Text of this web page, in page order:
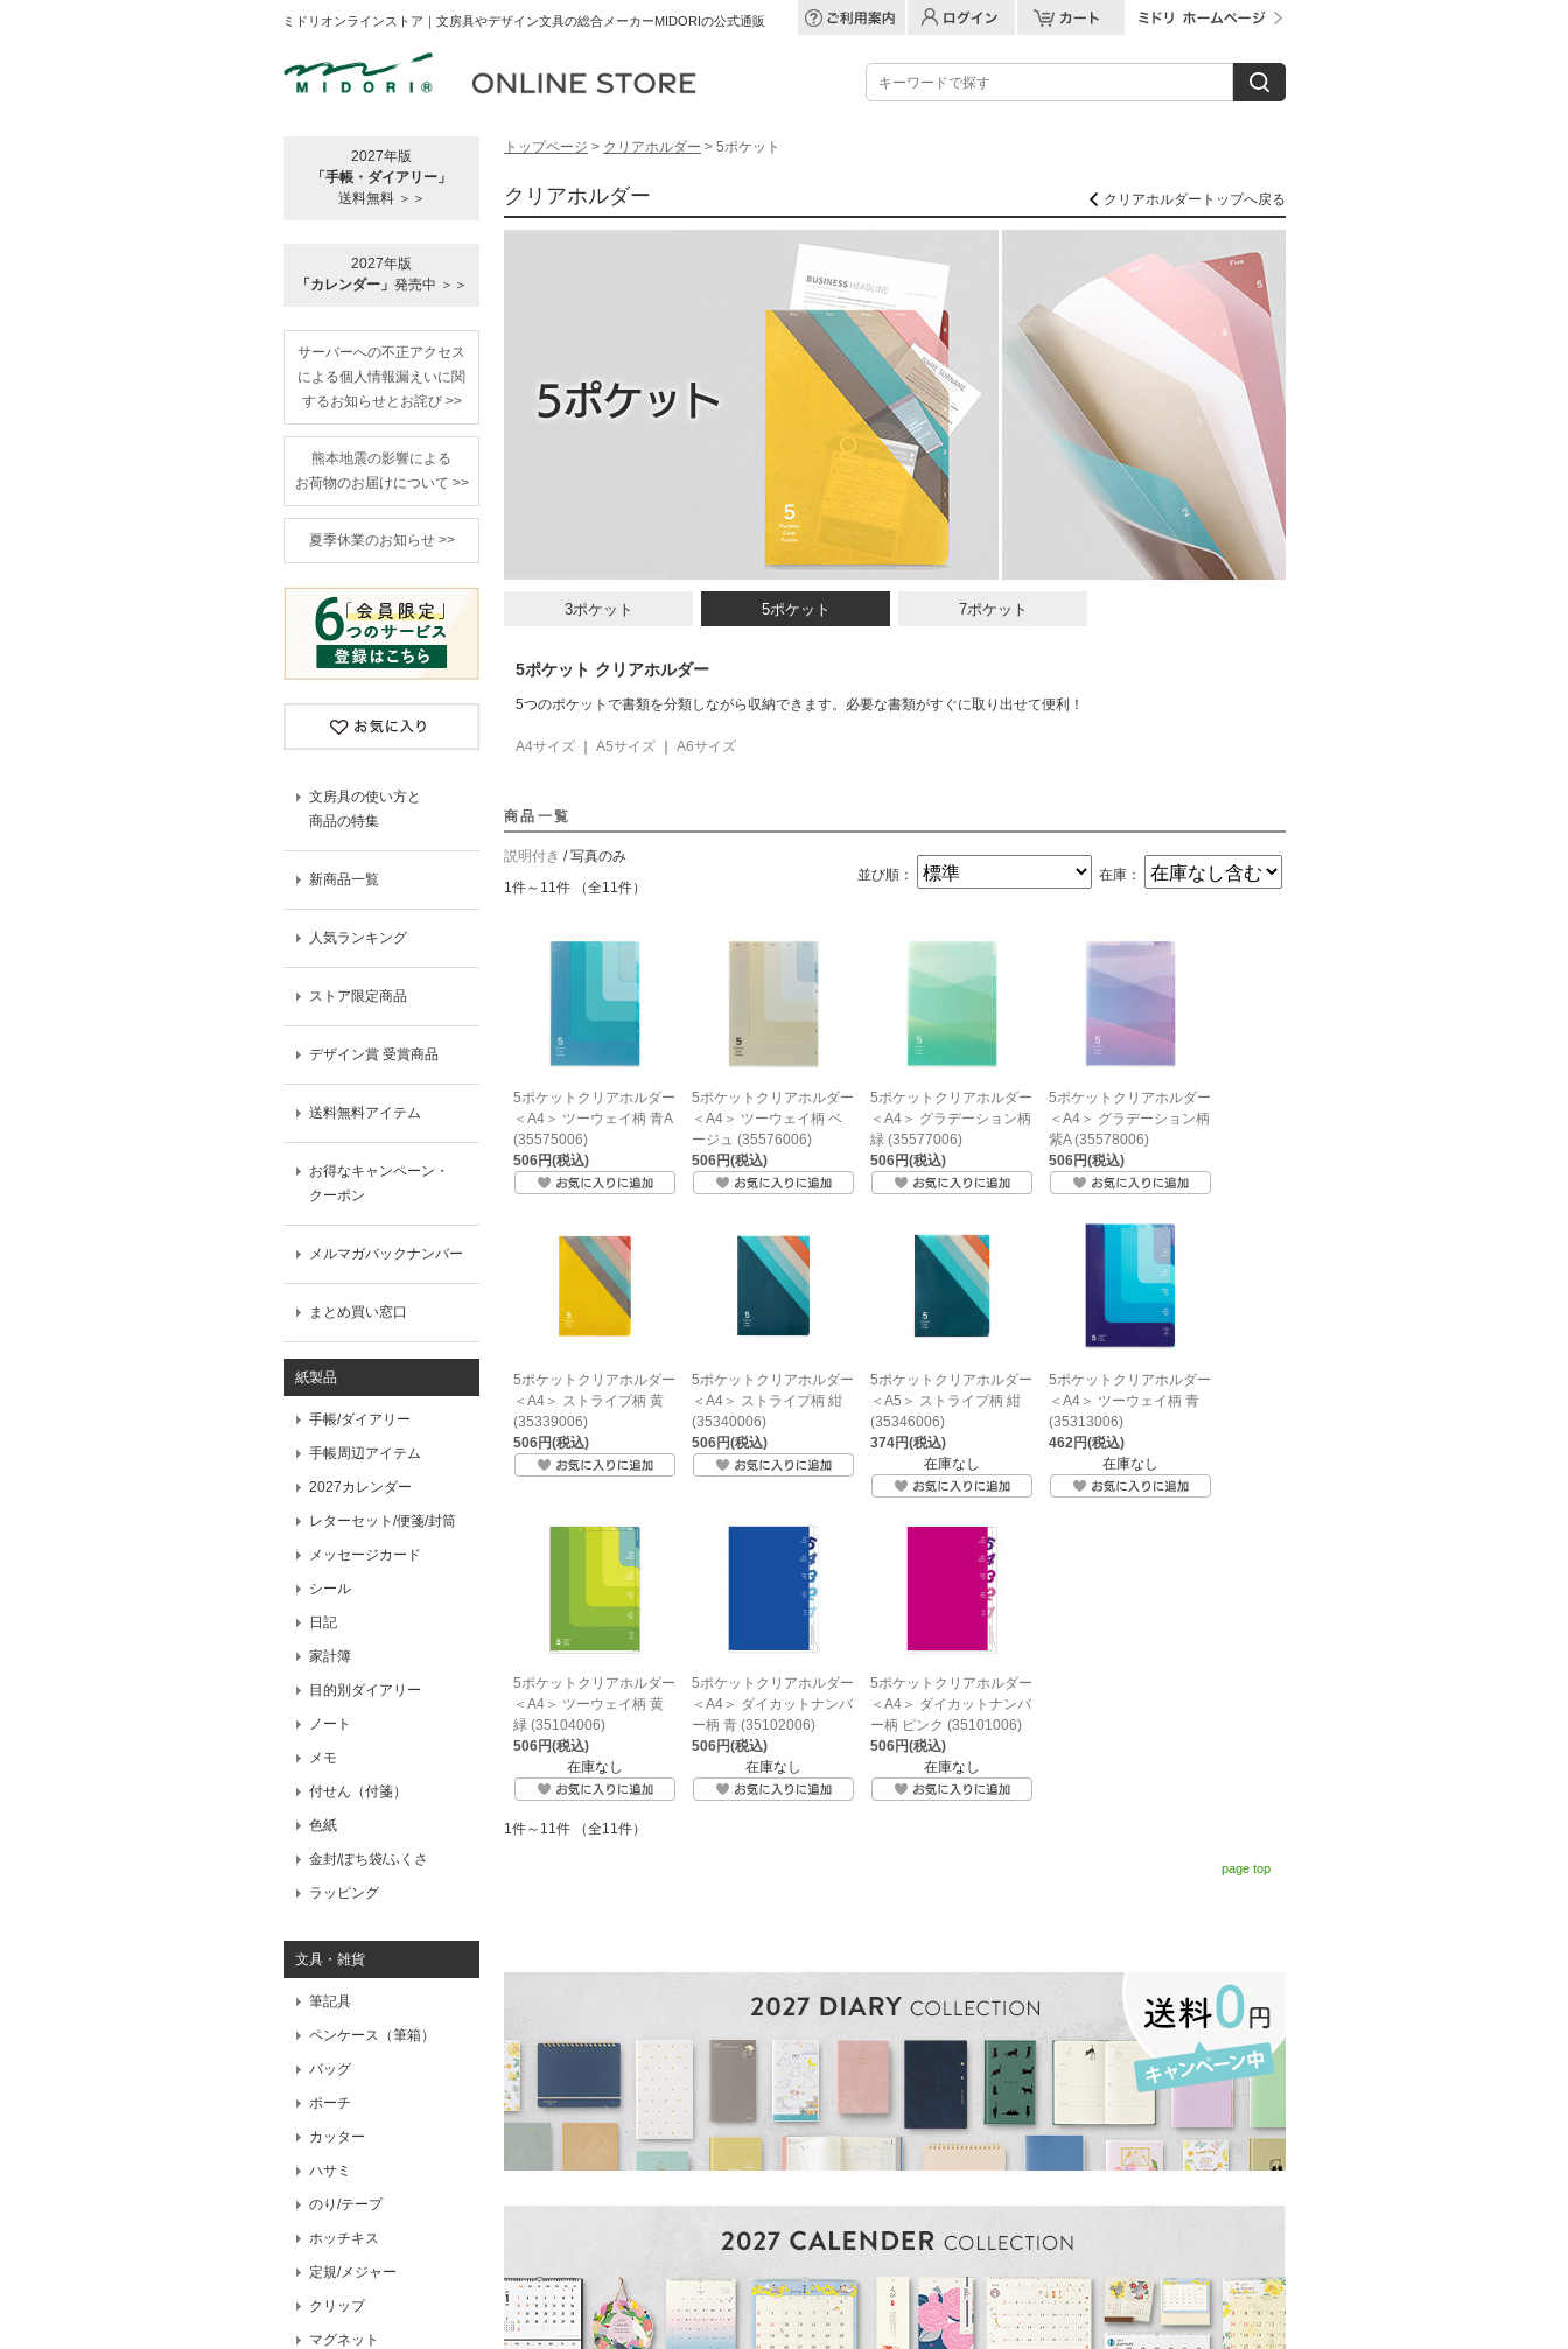
ミドリオンラインストア｜文房具やデザイン文具の総合メーカーMIDORIの公式通販
2027年版
「手帳・ダイアリー」
送料無料 ＞＞
2027年版
「カレンダー」 発売中 ＞＞
サーバーへの不正アクセス
による個人情報漏えいに関
するお知らせとお詫び >>
熊本地震の影響による
お荷物のお届けについて >>
夏季休業のお知らせ >>
文房具の使い方と
商品の特集
新商品一覧
人気ランキング
ストア限定商品
デザイン賞 受賞商品
送料無料アイテム
お得なキャンペーン・
クーポン
メルマガバックナンバー
まとめ買い窓口
紙製品
手帳/ダイアリー
手帳周辺アイテム
2027カレンダー
レターセット/便箋/封筒
メッセージカード
シール
日記
家計簿
目的別ダイアリー
ノート
メモ
付せん（付箋）
色紙
金封/ぽち袋/ふくさ
ラッピング
文具・雑貨
筆記具
ペンケース（筆箱）
バッグ
ポーチ
カッター
ハサミ
のり/テープ
ホッチキス
定規/メジャー
クリップ
マグネット
トップページ > クリアホルダー > 5ポケット
クリアホルダー クリアホルダートップへ戻る
3ポケット 5ポケット 7ポケット
5ポケット クリアホルダー
5つのポケットで書類を分類しながら収納できます。必要な書類がすぐに取り出せて便利！
A4サイズ A5サイズ A6サイズ
商品一覧
在庫：
並び順：
説明付き / 写真のみ
1件～11件 （全11件）
5ポケットクリアホルダー
＜A4＞ ツーウェイ柄 青A
(35575006)
506円(税込)
5ポケットクリアホルダー
＜A4＞ ツーウェイ柄 ベ
ージュ (35576006)
506円(税込)
5ポケットクリアホルダー
＜A4＞ グラデーション柄
緑 (35577006)
506円(税込)
5ポケットクリアホルダー
＜A4＞ グラデーション柄
紫A (35578006)
506円(税込)
5ポケットクリアホルダー
＜A4＞ ストライプ柄 黄
(35339006)
506円(税込)
5ポケットクリアホルダー
＜A4＞ ストライプ柄 紺
(35340006)
506円(税込)
5ポケットクリアホルダー
＜A5＞ ストライプ柄 紺
(35346006)
374円(税込)
在庫なし
5ポケットクリアホルダー
＜A4＞ ツーウェイ柄 青
(35313006)
462円(税込)
在庫なし
5ポケットクリアホルダー
＜A4＞ ツーウェイ柄 黄
緑 (35104006)
506円(税込)
在庫なし
5ポケットクリアホルダー
＜A4＞ ダイカットナンバ
ー柄 青 (35102006)
506円(税込)
在庫なし
5ポケットクリアホルダー
＜A4＞ ダイカットナンバ
ー柄 ピンク (35101006)
506円(税込)
在庫なし
1件～11件 （全11件）
page top